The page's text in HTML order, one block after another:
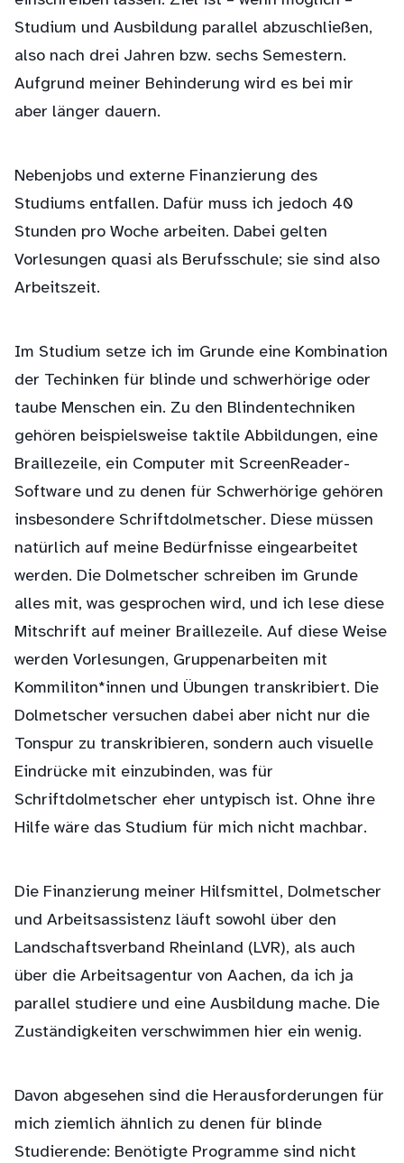
Studium und Ausbildung parallel abzuschließen,
also nach drei Jahren bzw. sechs Semestern.
Aufgrund meiner Behinderung wird es bei mir
aber länger dauern.
Nebenjobs und externe Finanzierung des
Studiums entfallen. Dafür muss ich jedoch 40
Stunden pro Woche arbeiten. Dabei gelten
Vorlesungen quasi als Berufsschule; sie sind also
Arbeitszeit.
Im Studium setze ich im Grunde eine Kombination
der Techinken für blinde und schwerhörige oder
taube Menschen ein. Zu den Blindentechniken
gehören beispielsweise taktile Abbildungen, eine
Braillezeile, ein Computer mit ScreenReader-
Software und zu denen für Schwerhörige gehören
insbesondere Schriftdolmetscher. Diese müssen
natürlich auf meine Bedürfnisse eingearbeitet
werden. Die Dolmetscher schreiben im Grunde
alles mit, was gesprochen wird, und ich lese diese
Mitschrift auf meiner Braillezeile. Auf diese Weise
werden Vorlesungen, Gruppenarbeiten mit
Kommiliton*innen und Übungen transkribiert. Die
Dolmetscher versuchen dabei aber nicht nur die
Tonspur zu transkribieren, sondern auch visuelle
Eindrücke mit einzubinden, was für
Schriftdolmetscher eher untypisch ist. Ohne ihre
Hilfe wäre das Studium für mich nicht machbar.
Die Finanzierung meiner Hilfsmittel, Dolmetscher
und Arbeitsassistenz läuft sowohl über den
Landschaftsverband Rheinland (LVR), als auch
über die Arbeitsagentur von Aachen, da ich ja
parallel studiere und eine Ausbildung mache. Die
Zuständigkeiten verschwimmen hier ein wenig.
Davon abgesehen sind die Herausforderungen für
mich ziemlich ähnlich zu denen für blinde
Studierende: Benötigte Programme sind nicht